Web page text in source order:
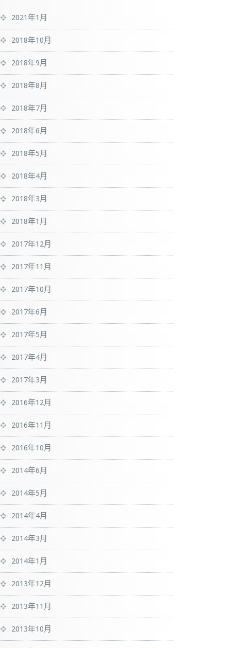
2021年1月
2018年10月
2018年9月
2018年8月
2018年7月
2018年6月
2018年5月
2018年4月
2018年3月
2018年1月
2017年12月
2017年11月
2017年10月
2017年6月
2017年5月
2017年4月
2017年3月
2016年12月
2016年11月
2016年10月
2014年6月
2014年5月
2014年4月
2014年3月
2014年1月
2013年12月
2013年11月
2013年10月